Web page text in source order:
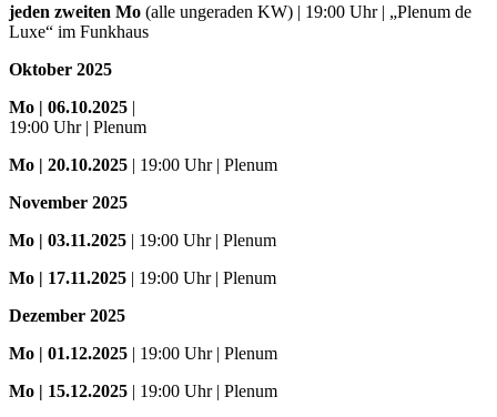
jeden zweiten Mo (alle ungeraden KW) | 19:00 Uhr | „Plenum de
Luxe“ im Funkhaus
Oktober 2025
Mo | 06.10.2025 |
19:00 Uhr | Plenum
Mo | 20.10.2025 | 19:00 Uhr | Plenum
November 2025
Mo | 03.11.2025 | 19:00 Uhr | Plenum
Mo | 17.11.2025 | 19:00 Uhr | Plenum
Dezember 2025
Mo | 01.12.2025 | 19:00 Uhr | Plenum
Mo | 15.12.2025 | 19:00 Uhr | Plenum